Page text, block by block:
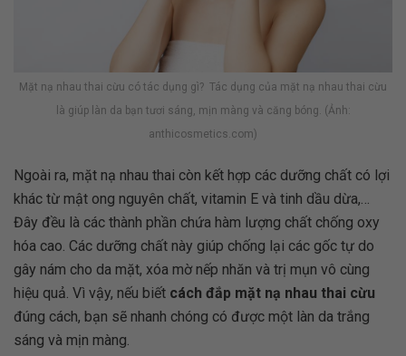
Mặt nạ nhau thai cừu có tác dụng gì? Tác dụng của mặt nạ nhau thai cừu
là giúp làn da bạn tươi sáng, mịn màng và căng bóng. (Ảnh:
anthicosmetics.com)
Ngoài ra, mặt nạ nhau thai còn kết hợp các dưỡng chất có lợi
khác từ mật ong nguyên chất, vitamin E và tinh dầu dừa,…
Đây đều là các thành phần chứa hàm lượng chất chống oxy
hóa cao. Các dưỡng chất này giúp chống lại các gốc tự do
gây nám cho da mặt, xóa mờ nếp nhăn và trị mụn vô cùng
hiệu quả. Vì vậy, nếu biết cách đắp mặt nạ nhau thai cừu
đúng cách, bạn sẽ nhanh chóng có được một làn da trắng
sáng và mịn màng.